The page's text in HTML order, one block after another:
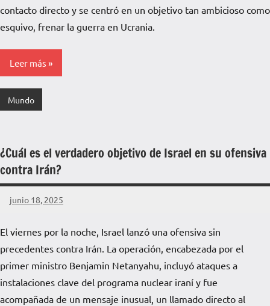
contacto directo y se centró en un objetivo tan ambicioso como
esquivo, frenar la guerra en Ucrania.
Leer más
Mundo
¿Cuál es el verdadero objetivo de Israel en su ofensiva
contra Irán?
junio 18, 2025
La
de
La
Pampa
El viernes por la noche, Israel lanzó una ofensiva sin
precedentes contra Irán. La operación, encabezada por el
primer ministro Benjamin Netanyahu, incluyó ataques a
instalaciones clave del programa nuclear iraní y fue
acompañada de un mensaje inusual, un llamado directo al